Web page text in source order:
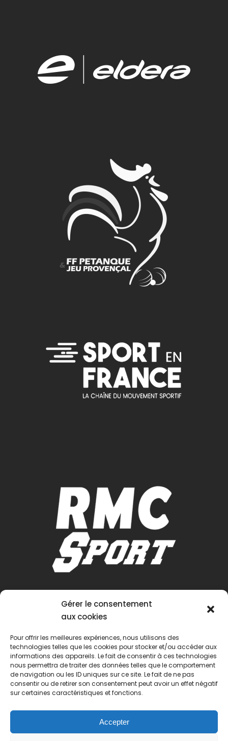
Gérer le consentement
aux cookies
Pour offrir les meilleures expériences, nous utilisons des
technologies telles que les cookies pour stocker et/ou accéder aux
informations des appareils. Le fait de consentir à ces technologies
nous permettra de traiter des données telles que le comportement
de navigation ou les ID uniques sur ce site. Le fait de ne pas
consentir ou de retirer son consentement peut avoir un effet négatif
sur certaines caractéristiques et fonctions.
Accepter